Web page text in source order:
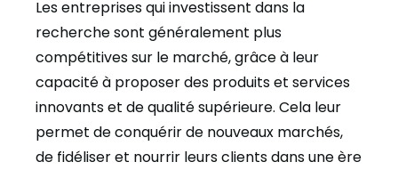
Les entreprises qui investissent dans la
recherche sont généralement plus
compétitives sur le marché, grâce à leur
capacité à proposer des produits et services
innovants et de qualité supérieure. Cela leur
permet de conquérir de nouveaux marchés,
de fidéliser et nourrir leurs clients dans une ère